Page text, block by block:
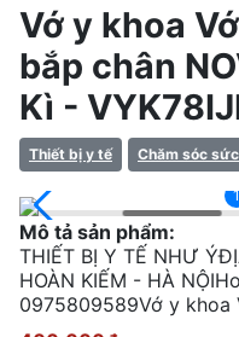
Vớ y khoa
bắp chân
Kì -
Thiết bị y tế Chăm sóc
1
Mô tả sản phẩm:
THIẾT BỊ Y TẾ NHƯ
HOÀN KIẾM - HÀ
0975809589Vớ y khoa